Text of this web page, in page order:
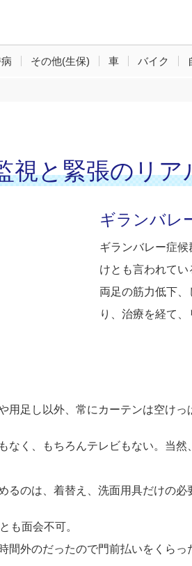
その他(生保) 車 バイク
視と緊張のリ
ギランバレ
ギランバレー症
けとも言われてい
両足の筋力低下
り、治療を経て
足し以外、常にカーテンは空けっ
く、もちろんテレビもない。当然
のは、着替え、洗面用具だけの必
も面会不可。
外のだったので門前払いをくらっ